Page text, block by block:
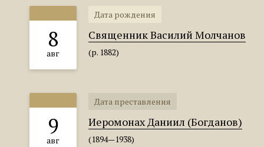
8
авг
Дата рождения
Священник Василий Молчанов
(р. 1882)
9
авг
Дата преставления
Иеромонах Даниил (Богданов)
(1894—1938)